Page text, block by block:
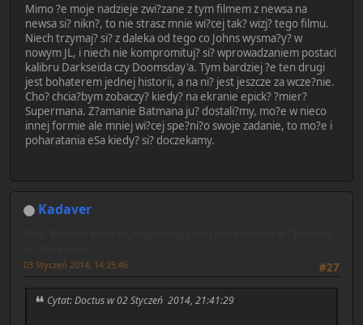
Mimo ?e moje nadzieje zwi?zane z tym filmem z newsa na
newsa si? nikn?, to nie strasz mnie wi?cej tak? wizj? tego filmu.
Niech trzymaj? si? z daleka od tego co Johns wysma?y? w
nowym JL, i niech nie kompromituj? si? wprowadzaniem postaci
kalibru Darkseida czy Doomsday'a. Tym bardziej ?e ten drugi
jest bohaterem jednej historii, a na ni? jest jeszcze za wcze?nie.
Cho? chcia?bym zobaczy? kiedy? na ekranie epick? ?mier?
Supermana. Z?amanie Batmana ju? dostali?my, mo?e w nieco
innej formie ale mniej wi?cej spe?ni?o swoje zadanie, to mo?e i
poharatania eSa kiedy? si? doczekamy.
Kadaver
#27
03 Styczeń 2014, 14:25:46
Cytat: Doctus w 02 Styczeń 2014, 21:41:29